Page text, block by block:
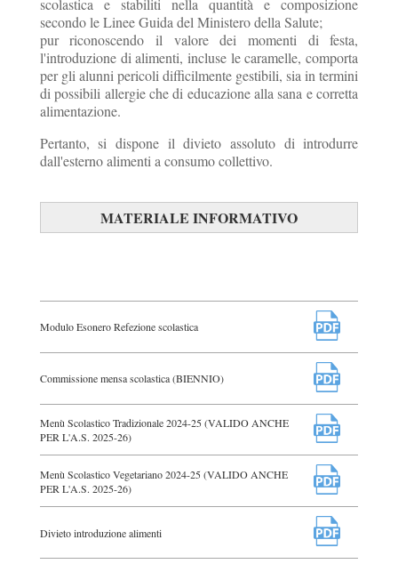
scolastica e stabiliti nella quantità e composizione
secondo le Linee Guida del Ministero della Salute;
pur riconoscendo il valore dei momenti di festa,
l'introduzione di alimenti, incluse le caramelle, comporta
per gli alunni pericoli difficilmente gestibili, sia in termini
di possibili allergie che di educazione alla sana e corretta
alimentazione.
Pertanto, si dispone il divieto assoluto di introdurre
dall'esterno alimenti a consumo collettivo.
MATERIALE INFORMATIVO
Modulo Esonero Refezione scolastica
Commissione mensa scolastica (BIENNIO)
Menù Scolastico Tradizionale 2024-25 (VALIDO ANCHE
PER L'A.S. 2025-26)
Menù Scolastico Vegetariano 2024-25 (VALIDO ANCHE
PER L'A.S. 2025-26)
Divieto introduzione alimenti